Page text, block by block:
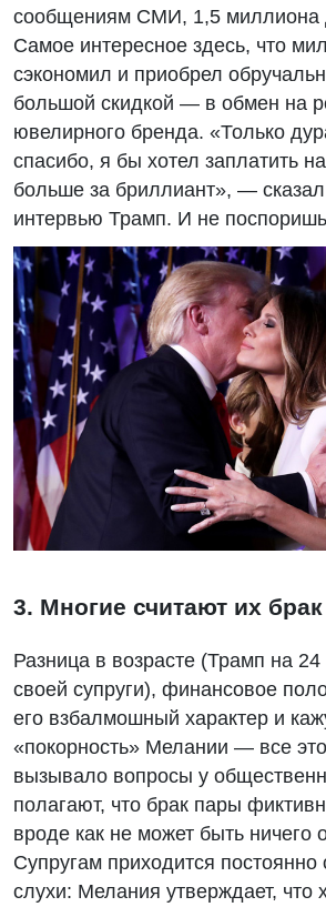
сообщениям СМИ, 1,5 миллиона
Самое интересное здесь, что
сэкономил и приобрел
большой скидкой — в обмен на
ювелирного бренда. «Только
спасибо, я бы хотел заплатить
больше за бриллиант», —
интервью Трамп. И не
3. Многие считают их
Разница в возрасте (Трамп на
своей супруги), финансовое
его взбалмошный характер и
«покорность» Мелании — все
вызывало вопросы у
полагают, что брак пары
вроде как не может быть ничего
Супругам приходится постоянно
слухи: Мелания утверждает, что